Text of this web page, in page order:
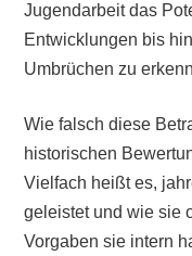
Jugendarbeit das
Entwicklungen bis
Umbrüchen zu
Wie falsch diese
historischen
Vielfach heißt es,
geleistet und wie sie
Vorgaben sie intern